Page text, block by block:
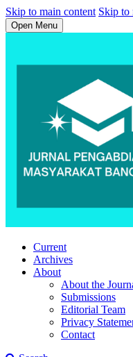
Skip to main content Skip to
Open Menu
Current
Archives
About
About the
Submissions
Editorial Team
Privacy
Contact